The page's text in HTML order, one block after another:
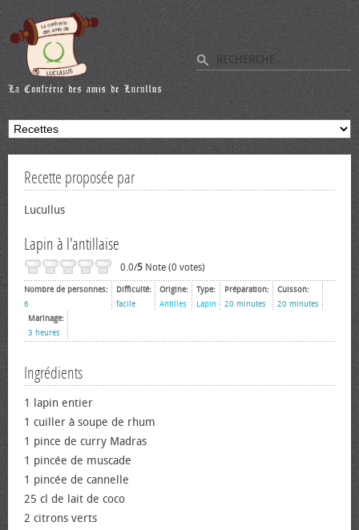
Recette proposée par
Lucullus
Lapin à l'antillaise
0.0/5 Note (0 votes)
Nombre de personnes:
6
Difficulté:
facile
Origine:
Antilles
Type:
Lapin
Préparation:
20 minutes
Cuisson:
20 minutes
Marinage:
3 heures
Ingrédients
1 lapin entier
1 cuiller à soupe de rhum
1 pince de curry Madras
1 pincée de muscade
1 pincée de cannelle
25 cl de lait de coco
2 citrons verts